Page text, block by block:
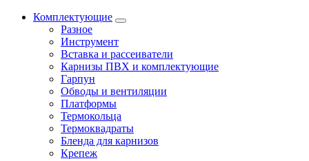
Комплектующие
Разное
Инструмент
Вставка и рассеиватели
Карнизы ПВХ и комплектующие
Гарпун
Обводы и вентиляции
Платформы
Термокольца
Термоквадраты
Бленда для карнизов
Крепеж